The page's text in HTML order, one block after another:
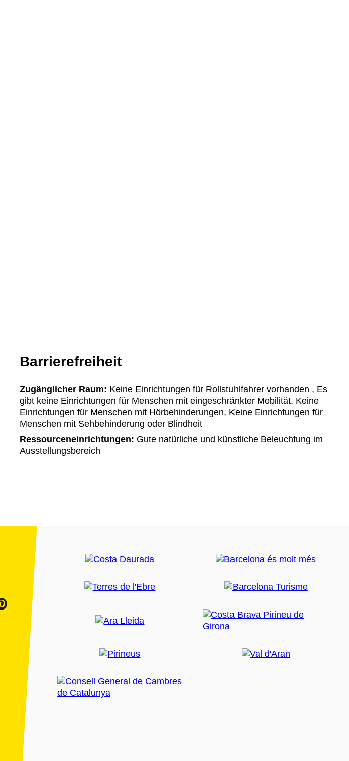
Barrierefreiheit
Zugänglicher Raum: Keine Einrichtungen für Rollstuhlfahrer vorhanden , Es
gibt keine Einrichtungen für Menschen mit eingeschränkter Mobilität, Keine
Einrichtungen für Menschen mit Hörbehinderungen, Keine Einrichtungen für
Menschen mit Sehbehinderung oder Blindheit
Ressourceneinrichtungen: Gute natürliche und künstliche Beleuchtung im
Ausstellungsbereich